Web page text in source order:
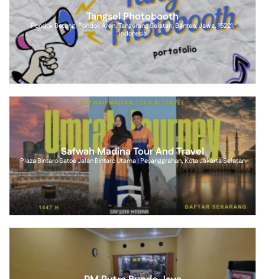
Tangsel Photobooth
Pondok Betung, Pondok Aren, Tangerang Selatan, Banten, Jawa, 15221,
Indonesia
Safwah Madina Tour And Travel
Plaza Bintaro Satoe Jalan Bintaro Utama I Pesanggrahan, Kota Jakarta Selatan